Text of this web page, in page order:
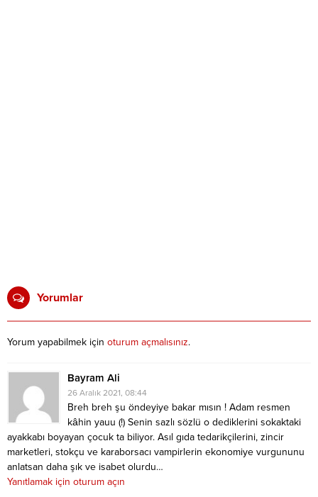
Yorumlar
Yorum yapabilmek için oturum açmalısınız.
Bayram Ali
26 Aralık 2021, 08:44
Breh breh şu öndeyiye bakar mısın ! Adam resmen
kâhin yauu (!) Senin sazlı sözlü o dediklerini sokaktaki
ayakkabı boyayan çocuk ta biliyor. Asıl gıda tedarikçilerini, zincir
marketleri, stokçu ve karaborsacı vampirlerin ekonomiye vurgununu
anlatsan daha şık ve isabet olurdu…
Yanıtlamak için oturum açın